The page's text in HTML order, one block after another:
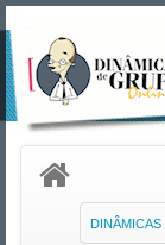
DINÂMICAS